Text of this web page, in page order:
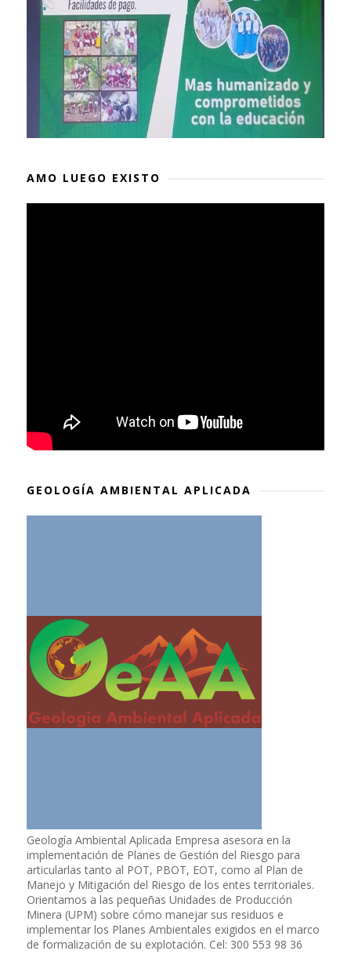
AMO LUEGO EXISTO
GEOLOGÍA AMBIENTAL APLICADA
Geología Ambiental Aplicada Empresa asesora en la
implementación de Planes de Gestión del Riesgo para
articularlas tanto al POT, PBOT, EOT, como al Plan de
Manejo y Mitigación del Riesgo de los entes territoriales.
Orientamos a las pequeñas Unidades de Producción
Minera (UPM) sobre cómo manejar sus residuos e
implementar los Planes Ambientales exigidos en el marco
de formalización de su explotación. Cel: 300 553 98 36